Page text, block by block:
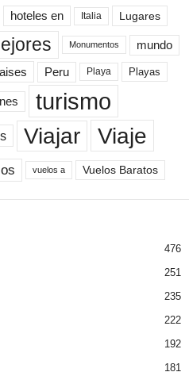
hoteles en Italia Lugares
Monumentos mundo
Peru Playa Playas
turismo
Viajar Viaje
vuelos a Vuelos Baratos
476
251
235
222
192
181